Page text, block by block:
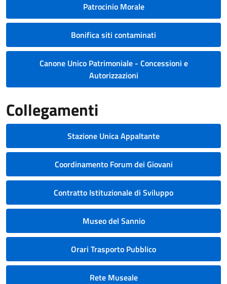
Patrocinio Morale
Bonifica siti contaminati
Canone Unico Patrimoniale - Concessioni e
Autorizzazioni
Collegamenti
Stazione Unica Appaltante
Coordinamento Forum dei Giovani
Contratto Istituzionale di Sviluppo
Museo del Sannio
Orari Trasporto Pubblico
Rete Museale